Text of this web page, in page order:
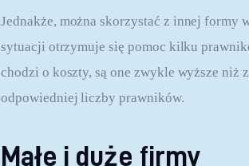
Jednakże, można skorzystać z innej formy
sytuacji otrzymuje się pomoc kilku
chodzi o koszty, są one zwykle wyższe niż
odpowiedniej liczby prawników.
Małe i duże firmy